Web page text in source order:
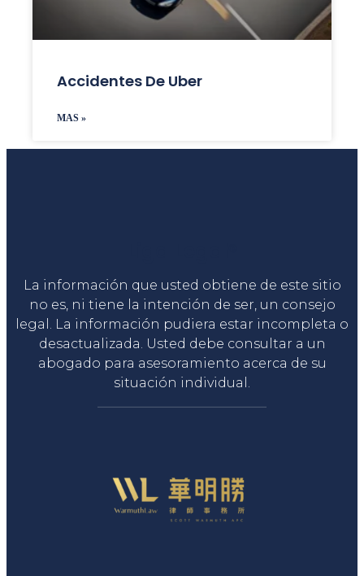
Accidentes De Uber
MAS »
La información que usted obtiene de este sitio
no es, ni tiene la intención de ser, un consejo
legal. La información pudiera estar incompleta o
desactualizada. Usted debe consultar a un
abogado para asesoramiento acerca de su
situación individual.